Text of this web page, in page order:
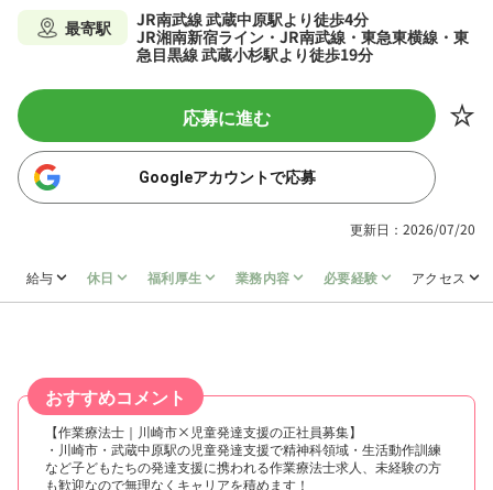
最寄駅
JR南武線 武蔵中原駅より徒歩4分
JR湘南新宿ライン・JR南武線・東急東横線・東
急目黒線 武蔵小杉駅より徒歩19分
応募に進む
Googleアカウントで応募
更新日：2026/07/20
給与 休日 福利厚生 業務内容 必要経験 アクセス
おすすめコメント
【作業療法士｜川崎市×児童発達支援の正社員募集】
・川崎市・武蔵中原駅の児童発達支援で精神科領域・生活動作訓練
など子どもたちの発達支援に携われる作業療法士求人、未経験の方
も歓迎なので無理なくキャリアを積めます！